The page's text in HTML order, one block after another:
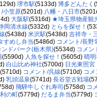
堺市駅(5133d) 博多どんたく
/小笠原(5201d) 八幡・八日市
大阪駅(5316d) ★埼玉県物産観
岡清水線(5332d) とらを探せ！
(5438d) 米沢駅(5438d) 吉祥寺・
すめし弁当(5486d) コメント/長野
ンドパーク(栃木県)(5534d) コメン
(5590d) 人魚を探せ！ (5605d) 晴
白山比め神社(5700d) 日光東照
(5710d) コメント/呉線(5710d) コ
乳頭温泉(5741d) 長谷堂古戦場
飛騨牛しぐれ寿司 (5758d) コ
の町(5779d) だるま弁当(5779d)